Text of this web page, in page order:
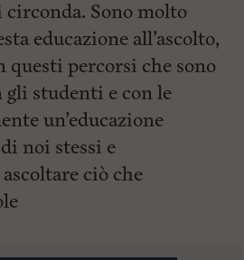
circonda. Sono molto
educazione all’ascolto,
questi percorsi che sono
studenti e con le
un’educazione
noi stessi e
ciò che